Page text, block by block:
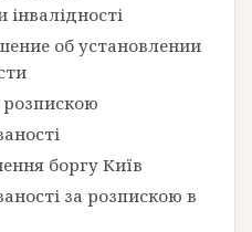
об установлении
розпискою
боргу Київ
за розпискою в